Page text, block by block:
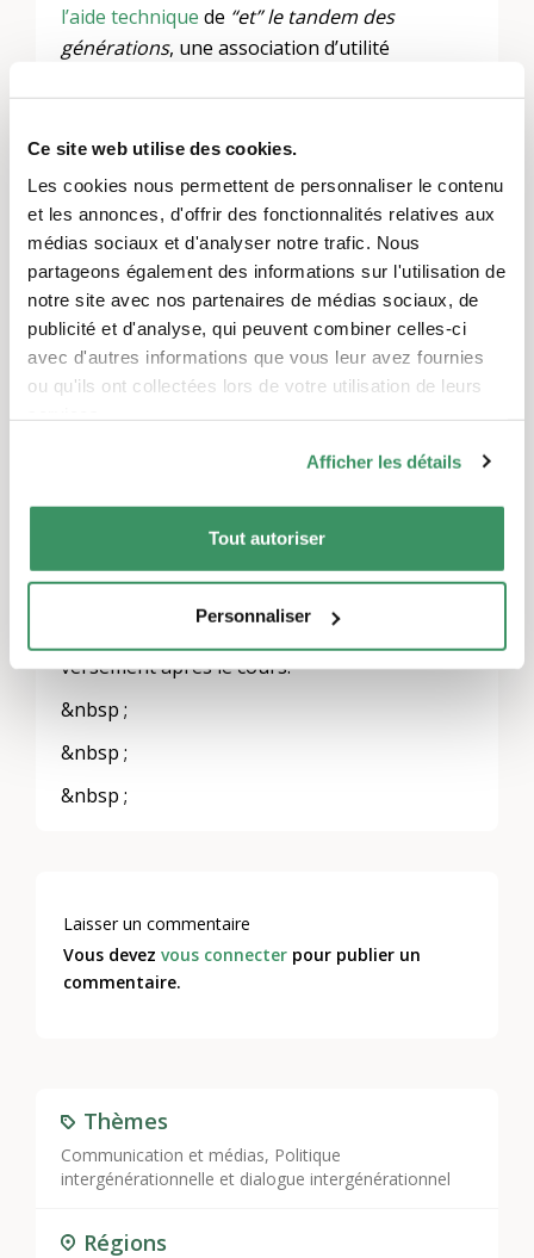
Ce site web utilise des cookies.
Les cookies nous permettent de personnaliser le contenu
et les annonces, d'offrir des fonctionnalités relatives aux
médias sociaux et d'analyser notre trafic. Nous
partageons également des informations sur l'utilisation de
notre site avec nos partenaires de médias sociaux, de
publicité et d'analyse, qui peuvent combiner celles-ci
avec d'autres informations que vous leur avez fournies
ou qu'ils ont collectées lors de votre utilisation de leurs
Afficher les détails
Tout autoriser
Personnaliser
Thèmes
Communication et médias, Politique
intergénérationnelle et dialogue intergénérationnel
Régions
l’aide technique de “et” le tandem des
générations, une association d’utilité
favoriser les échanges et de mélanger les
fait partie de ces échanges.
Zoom
Si vous souhaitez participer mais que vous ne
connaissez pas Zoom, nos bénévoles se
feront un plaisir de vous aider à l’installer.
Inscrivez-vous également soit par téléphone
au 079 836 09 37 (lu-ve 08:00 -17:00), soit par
Le cours coûte 30 francs (membres : 20
La série complète de cours (12 cours) coûte
330 francs (membres : 220 francs).
Les participants reçoivent un bulletin de
versement après le cours.
&nbsp ;
&nbsp ;
&nbsp ;
Laisser un commentaire
Vous devezvous connecter pour publier un
commentaire.